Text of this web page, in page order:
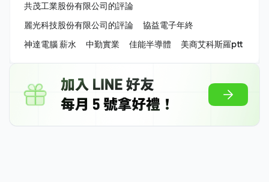
共茂工業股份有限公司的評論
麗光科技股份有限公司的評論
協益電子年終
神達電腦 薪水
中勤實業 佳能半導體 美商艾科斯羅ptt